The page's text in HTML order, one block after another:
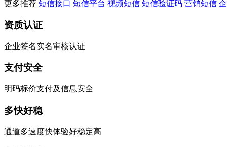
更多推荐 短信接口 短信平台 视频短信 短信验证码 营销短信
资质认证
企业签名实名审核认证
支付安全
明码标价支付及信息安全
多快好稳
通道多速度快体验好稳定高